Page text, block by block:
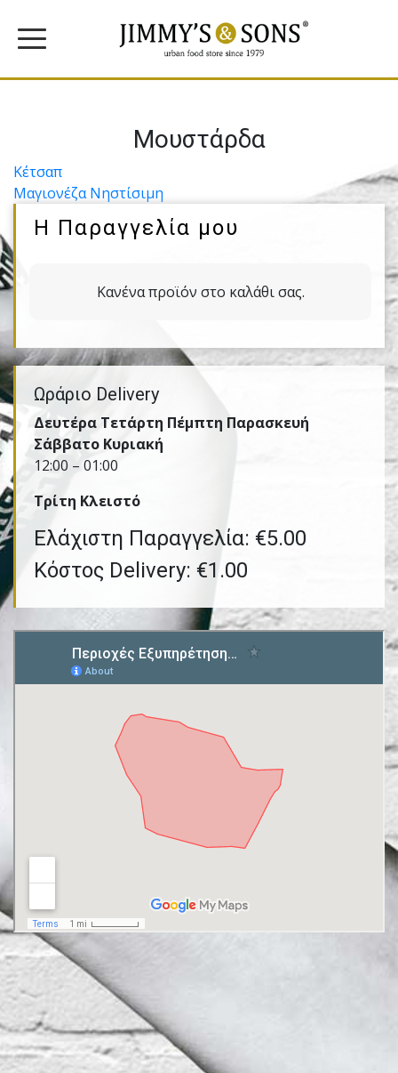
Μουστάρδα
Πλοήγηση
άρθρων
Κέτσαπ
Μαγιονέζα Νηστίσιμη
Η Παραγγελία μου
Κανένα προϊόν στο καλάθι σας.
Ωράριο Delivery
Δευτέρα Τετάρτη Πέμπτη Παρασκευή
Σάββατο Κυριακή
12:00 – 01:00
Τρίτη Kλειστό
Ελάχιστη Παραγγελία: €5.00
Κόστος Delivery: €1.00